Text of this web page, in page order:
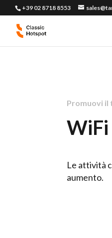
+39 02 8718 8553
Promuovi il
Le attività
aumento.